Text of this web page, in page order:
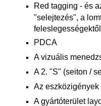
Red tagging - és
"selejtezés", a
feleslegességektől
PDCA
A vizuális
A 2. "S" (seiton /
Az eszközigények
A gyártóterület